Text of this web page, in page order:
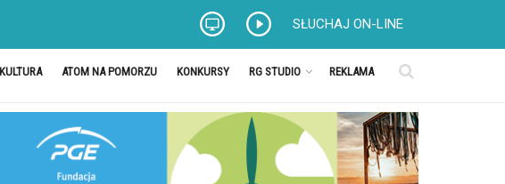
SŁUCHAJ ON-LINE
KULTURA ATOM NA POMORZU KONKURSY RG STUDIO REKLAMA